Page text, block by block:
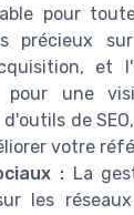
pour
précieux
et
pour une
de
votre
:La
les